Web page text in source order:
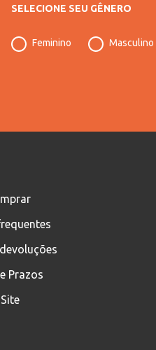
SELECIONE SEU GÊNERO
Feminino Masculino
Prazos